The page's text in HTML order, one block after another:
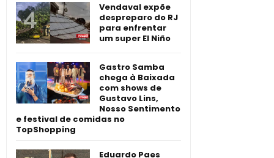
Vendaval expõe
despreparo do RJ
para enfrentar
um super El Niño
Gastro Samba
chega à Baixada
com shows de
Gustavo Lins,
Nosso Sentimento
e festival de comidas no
TopShopping
Eduardo Paes